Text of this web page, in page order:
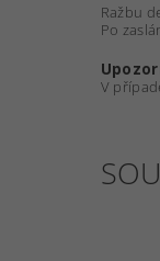
Ražbu
Po
V